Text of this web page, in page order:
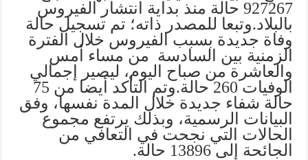
927267 حالة منذ بداية انتشار الفيروس
بالبلاد.وتبعا للمصدر ذاته؛ تم تسجيل حالة
وفاة جديدة بسبب الفيروس خلال الفترة
الزمنية بين السادسة من مساء أمس
والعاشرة من صباح اليوم، ليصير إجمالي
الوفيات 260 حالة.
وتم التأكد أيضا من 75
حالة شفاء جديدة خلال المدة نفسها، وفق
البيانات الرسمية، وبذلك يرتفع مجموع
الحالات التي نجحت في التعافي من
الجائحة إلى 13896 حالة.